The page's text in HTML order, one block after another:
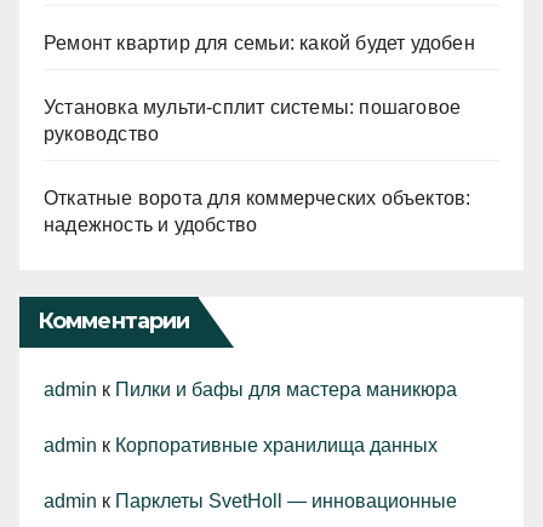
Ремонт квартир для семьи: какой будет удобен
Установка мульти-сплит системы: пошаговое
руководство
Откатные ворота для коммерческих объектов:
надежность и удобство
Комментарии
admin к Пилки и бафы для мастера маникюра
admin к Корпоративные хранилища данных
admin к Парклеты SvetHoll — инновационные